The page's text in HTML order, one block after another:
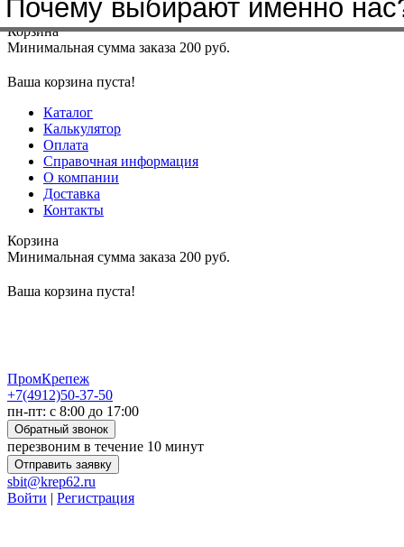
Меню+7(4912)50-37-50sbit@krep62.ru
Корзина
Минимальная сумма заказа 200 руб.
Ваша корзина пуста!
Каталог
Калькулятор
Оплата
Справочная информация
О компании
Доставка
Контакты
Корзина
Минимальная сумма заказа 200 руб.
Ваша корзина пуста!
ПромКрепеж
+7(4912)50-37-50
пн-пт: с 8:00 до 17:00
Обратный звонок
перезвоним в течение 10 минут
Отправить заявку
sbit@krep62.ru
Войти | Регистрация
Почему выбирают именно